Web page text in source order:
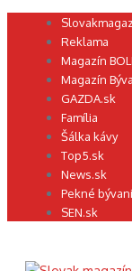
Preskočiť
Reklama
Magazín
Magazín
GAZDA.sk
Família
Šálka kávy
Top5.sk
News.sk
Pekné
SEN.sk